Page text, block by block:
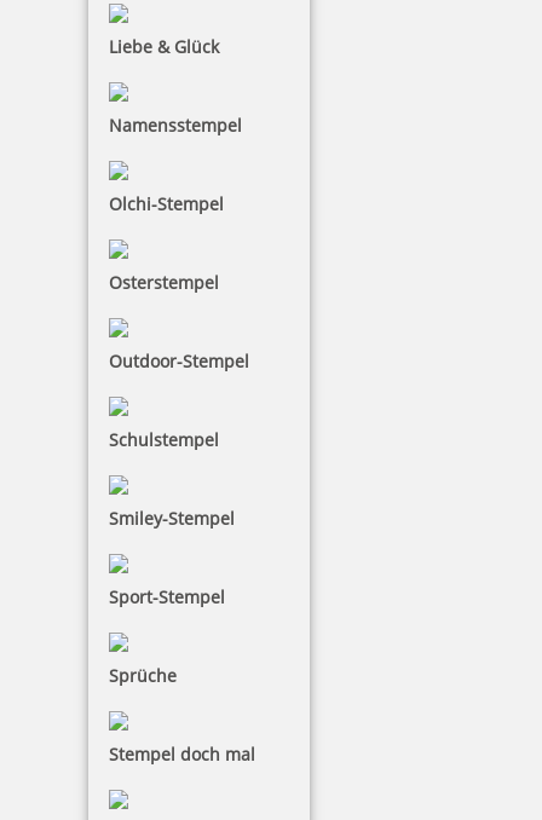
Liebe & Glück
Namensstempel
Olchi-Stempel
Osterstempel
Outdoor-Stempel
Schulstempel
Smiley-Stempel
Sport-Stempel
Sprüche
Stempel doch mal
Jetzt gestalten
Trodat Professional 5474/2 4.0 zweifarbig (vorher 5470)
Jetzt gestalten
Trodat Professional 5474 4.0 (vorher 5470) Datumstempel mit